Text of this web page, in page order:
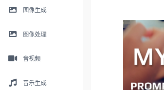
图像生成
图像处理
音视频
音乐生成